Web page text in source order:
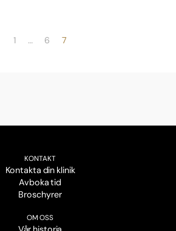
1 … 6 7
KONTAKT
Kontakta din klinik
Avboka tid
Broschyrer
OM OSS